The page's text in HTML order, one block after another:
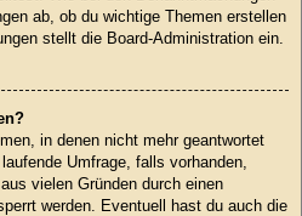
ab, ob du wichtige Themen erstellen
stellt die Board-Administration ein.
in denen nicht mehr geantwortet
Umfrage, falls vorhanden,
vielen Gründen durch einen
werden. Eventuell hast du auch die